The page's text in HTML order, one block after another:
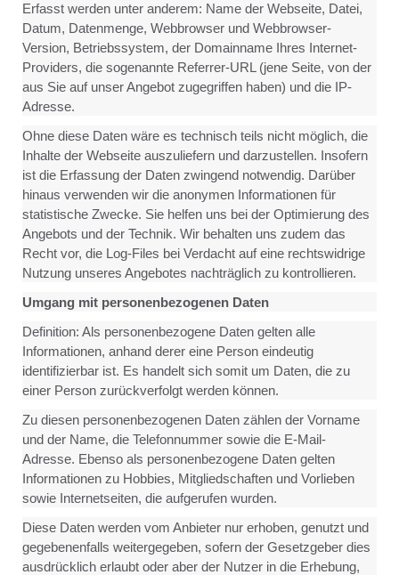
Erfasst werden unter anderem: Name der Webseite, Datei,
Datum, Datenmenge, Webbrowser und Webbrowser-
Version, Betriebssystem, der Domainname Ihres Internet-
Providers, die sogenannte Referrer-URL (jene Seite, von der
aus Sie auf unser Angebot zugegriffen haben) und die IP-
Adresse.
Ohne diese Daten wäre es technisch teils nicht möglich, die
Inhalte der Webseite auszuliefern und darzustellen. Insofern
ist die Erfassung der Daten zwingend notwendig. Darüber
hinaus verwenden wir die anonymen Informationen für
statistische Zwecke. Sie helfen uns bei der Optimierung des
Angebots und der Technik. Wir behalten uns zudem das
Recht vor, die Log-Files bei Verdacht auf eine rechtswidrige
Nutzung unseres Angebotes nachträglich zu kontrollieren.
Umgang mit personenbezogenen Daten
Definition: Als personenbezogene Daten gelten alle
Informationen, anhand derer eine Person eindeutig
identifizierbar ist. Es handelt sich somit um Daten, die zu
einer Person zurückverfolgt werden können.
Zu diesen personenbezogenen Daten zählen der Vorname
und der Name, die Telefonnummer sowie die E-Mail-
Adresse. Ebenso als personenbezogene Daten gelten
Informationen zu Hobbies, Mitgliedschaften und Vorlieben
sowie Internetseiten, die aufgerufen wurden.
Diese Daten werden vom Anbieter nur erhoben, genutzt und
gegebenenfalls weitergegeben, sofern der Gesetzgeber dies
ausdrücklich erlaubt oder aber der Nutzer in die Erhebung,